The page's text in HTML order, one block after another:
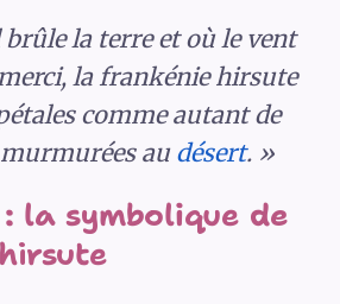
brûle la terre et où le vent
la frankénie hirsute
comme autant de
au désert. »
la symbolique de